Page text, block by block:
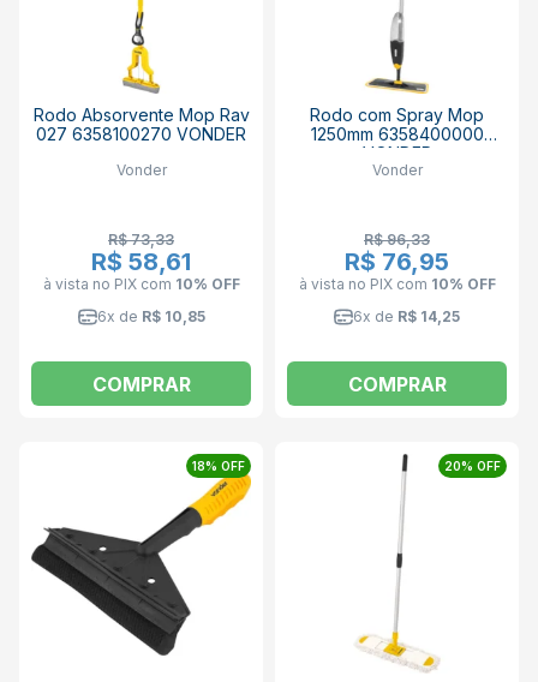
Rodo Absorvente Mop Rav
027 6358100270 VONDER
Vonder
R$ 73,33
R$ 58,61
à vista no PIX com 10% OFF
6x de R$ 10,85
COMPRAR
Rodo com Spray Mop
1250mm 6358400000
VONDER
Vonder
R$ 96,33
R$ 76,95
à vista no PIX com 10% OFF
6x de R$ 14,25
COMPRAR
18% OFF 20% OFF